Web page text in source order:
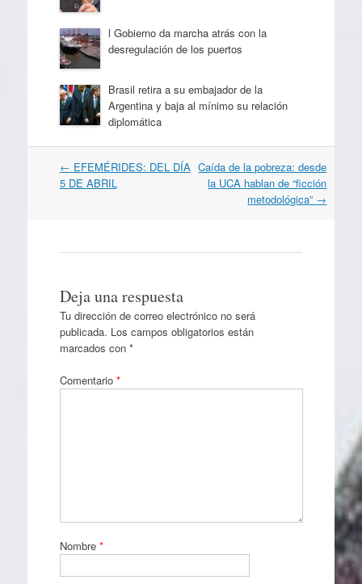
l Gobierno da marcha atrás con la
desregulación de los puertos
Brasil retira a su embajador de la
Argentina y baja al mínimo su relación
diplomática
Navegación
por
← EFEMÉRIDES: DEL DÍA
5 DE ABRIL
Caída de la pobreza: desde
la UCA hablan de “ficción
metodológica” →
Deja una respuesta
Tu dirección de correo electrónico no será
publicada. Los campos obligatorios están
marcados con *
Comentario *
Nombre *